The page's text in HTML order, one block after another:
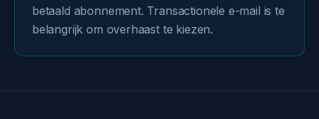
betaald abonnement. Transactionele e-mail is te
belangrijk om overhaast te kiezen.